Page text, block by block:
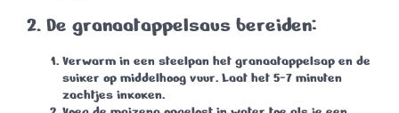
2. De granaatappelsaus bereiden:
Verwarm in een steelpan het granaatappelsap en de
suiker op middelhoog vuur. Laat het 5-7 minuten
zachtjes inkoken.